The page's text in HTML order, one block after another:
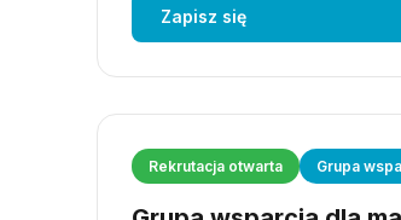
Zapisz się
Rekrutacja otwarta Grupa